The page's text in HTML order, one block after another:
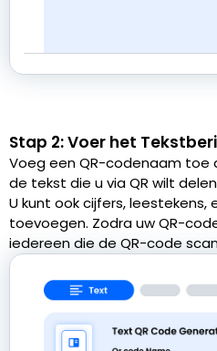
Stap 2: Voer het
Voeg een QR-codenaam toe
de tekst die u via QR wilt
U kunt ook cijfers, leestekens,
toevoegen. Zodra uw QR-
iedereen die de QR-code